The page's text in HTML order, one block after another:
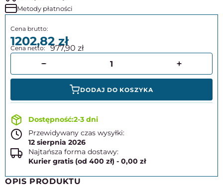
Metody płatności
1202,82977,90
DODAJ DO KOSZYKA
2-3 dni
Przewidywany czas wysyłki:
12 sierpnia 2026
Najtańsza forma dostawy:
Kurier gratis (od 400 zł) - 0,00 zł
OPIS PRODUKTU